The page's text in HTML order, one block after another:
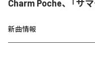
Charm Poche、「サ
新曲情報